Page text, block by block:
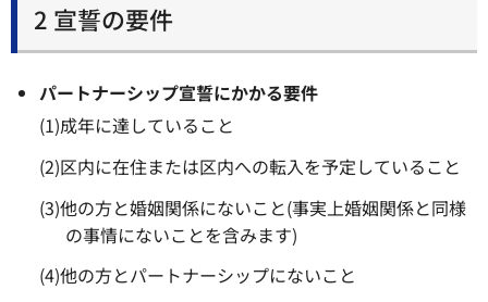
2 宣誓の要件
パートナーシップ宣誓にかかる要件
(1)成年に達していること
(2)区内に在住または区内への転入を予定していること
(3)他の方と婚姻関係にないこと(事実上婚姻関係と同様
の事情にないことを含みます)
(4)他の方とパートナーシップにないこと